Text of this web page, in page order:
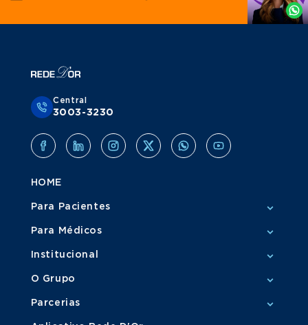
Whatsapp
Central
3003-3230
HOME
Para Pacientes
Para Médicos
Institucional
O Grupo
Parcerias